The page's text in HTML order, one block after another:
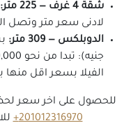
شقة 4 غرف — 225 متر:
لادنى سعر متر وتصل الى 7,755,000 جنيه
الدوبلكس — 309 متر:
الفيلا بسعر اقل منها
للحصول على اخر سعر
201012316970+